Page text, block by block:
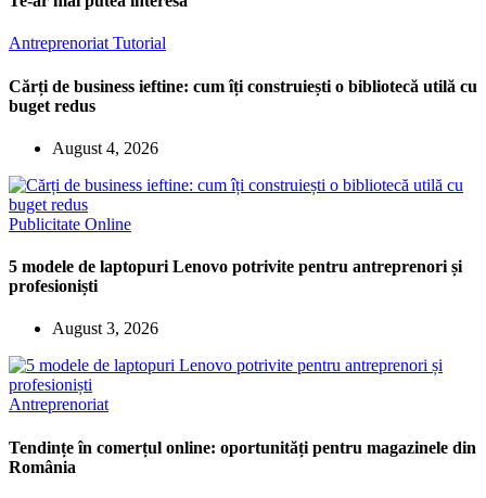
Antreprenoriat Tutorial
Cărți de business ieftine: cum îți construiești o bibliotecă utilă cu
buget redus
August 4, 2026
Publicitate Online
5 modele de laptopuri Lenovo potrivite pentru antreprenori și
profesioniști
August 3, 2026
Antreprenoriat
Tendințe în comerțul online: oportunități pentru magazinele din
România